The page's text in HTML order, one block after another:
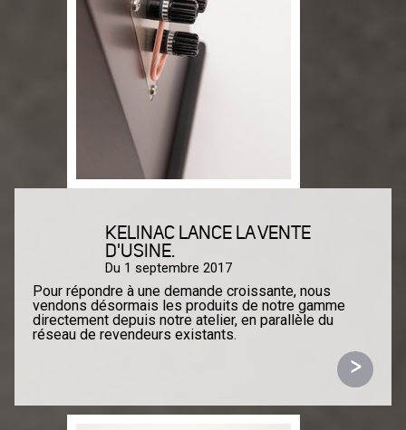
Vous pouvez, évidemment, nous contacter dans le
cadre de nos ventes directes d'usine.
kelinac@kelinac.com
06 80 26 42 62
KELINAC LANCE LA VENTE
D'USINE.
Du 1 septembre 2017
Pour répondre à une demande croissante, nous
vendons désormais les produits de notre gamme
directement depuis notre atelier, en parallèle du
réseau de revendeurs existants.
>